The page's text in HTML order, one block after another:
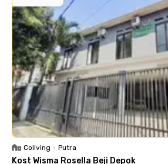
Coliving • Putra
Kost Wisma Rosella Beji Depok